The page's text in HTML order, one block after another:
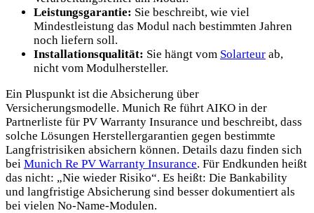
Leistungsgarantie: Sie beschreibt, wie viel
Mindestleistung das Modul nach bestimmten Jahren
noch liefern soll.
Installationsqualität: Sie hängt vom Solarteur ab,
nicht vom Modulhersteller.
Ein Pluspunkt ist die Absicherung über
Versicherungsmodelle. Munich Re führt AIKO in der
Partnerliste für PV Warranty Insurance und beschreibt, dass
solche Lösungen Herstellergarantien gegen bestimmte
Langfristrisiken absichern können. Details dazu finden sich
bei Munich Re PV Warranty Insurance. Für Endkunden heißt
das nicht: „Nie wieder Risiko“. Es heißt: Die Bankability
und langfristige Absicherung sind besser dokumentiert als
bei vielen No-Name-Modulen.